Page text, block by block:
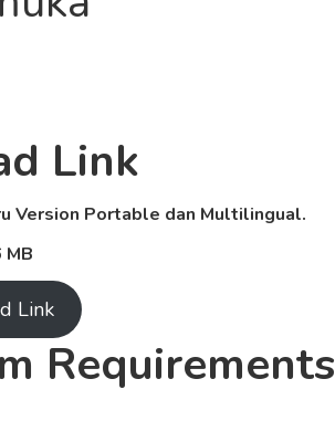
Link
Version Portable dan Multilingual.
MB
Link
Requirements